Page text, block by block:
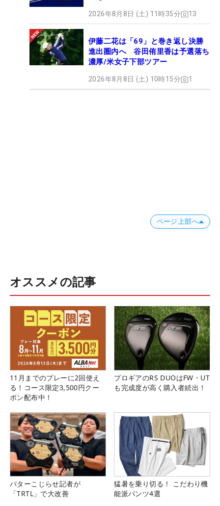
2026年8月8日 (土) 11時35分 13
伊藤二花は「69」と巻き返し決勝
進出圏内へ 谷田侑里香は予選落ち
濃厚/米女子下部ツアー
2026年8月8日 (土) 10時15分 1
ページ上部へ
オススメの記事
11月までのプレーに2回使え
る！コース限定3,500円クー
ポン配布中！
プロギアのRS DUOはFW・UT
も完成度が高く購入者続出！
パターこじらせ記者が
「TRTL」で大改善
猛暑を乗り切る！ こだわり機
能派パンツ4選